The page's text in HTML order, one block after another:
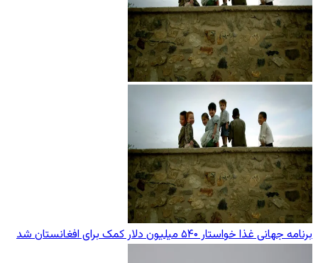
برنامه جهانی غذا خواستار ۵۴۰ میلیون دلار کمک برای افغانستان شد